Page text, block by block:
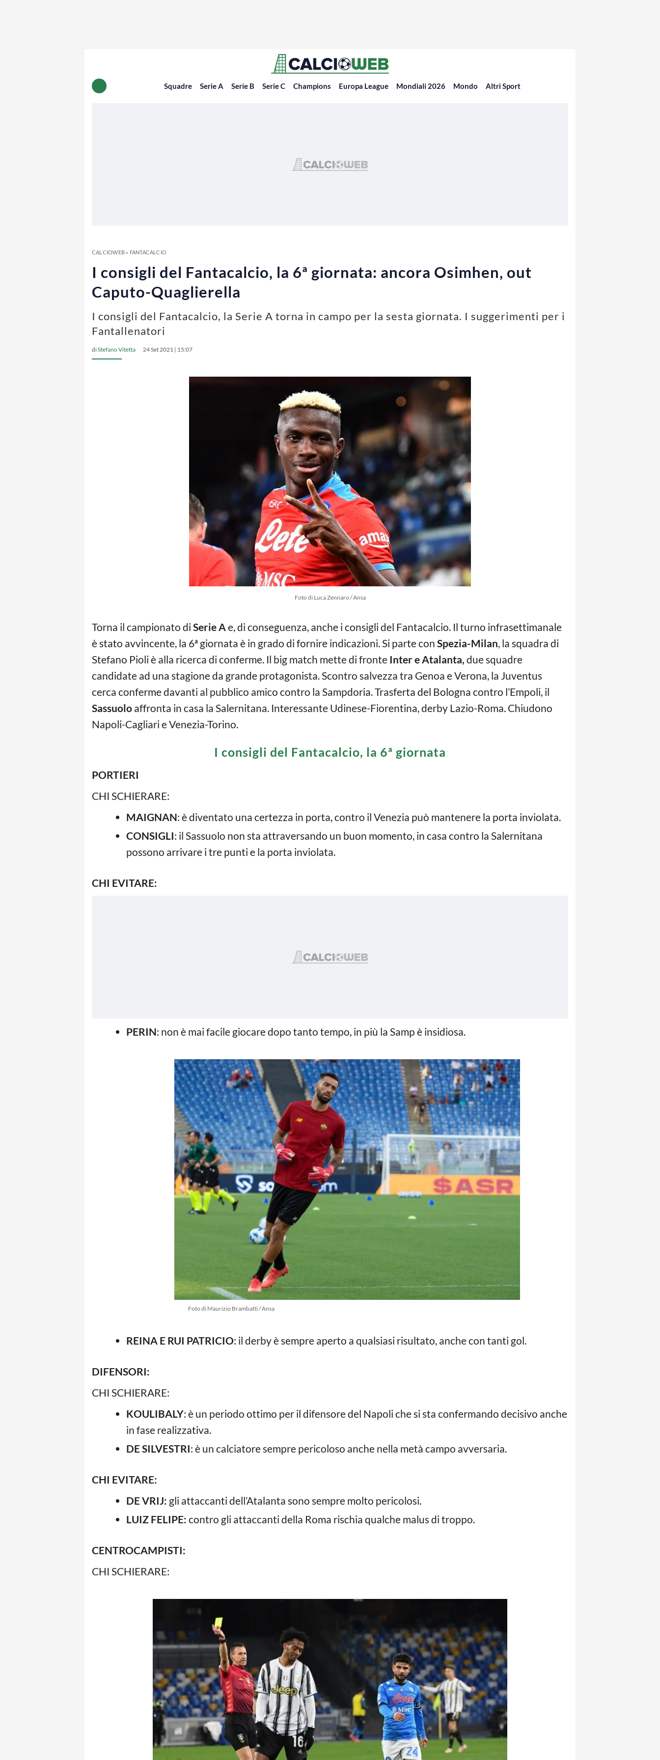
Squadre Serie A Serie B Serie C Champions Europa League Mondiali 2026 Mondo Altri Sport
CALCIOWEB» FANTACALCIO
I consigli del Fantacalcio, la 6ª giornata: ancora Osimhen, out
Caputo-Quaglierella
I consigli del Fantacalcio, la Serie A torna in campo per la sesta giornata. I suggerimenti per i
Fantallenatori
diStefano Vitetta 24 Set 2021 | 15:07
Foto di Luca Zennaro / Ansa
Torna il campionato di Serie Ae, di conseguenza, anche i consigli del Fantacalcio. Il turno infrasettimanale
è stato avvincente, la 6ª giornata è in grado di fornire indicazioni. Si parte con Spezia-Milan, la squadra di
Stefano Pioli è alla ricerca di conferme. Il big match mette di fronte Inter e Atalanta, due squadre
candidate ad una stagione da grande protagonista. Scontro salvezza tra Genoa e Verona, la Juventus
cerca conferme davanti al pubblico amico contro la Sampdoria. Trasferta del Bologna contro l’Empoli, il
Sassuolo affronta in casa la Salernitana. Interessante Udinese-Fiorentina, derby Lazio-Roma. Chiudono
Napoli-Cagliari e Venezia-Torino.
I consigli del Fantacalcio, la 6ª giornata
PORTIERI
CHI SCHIERARE:
MAIGNAN: è diventato una certezza in porta, contro il Venezia può mantenere la porta inviolata.
CONSIGLI: il Sassuolo non sta attraversando un buon momento, in casa contro la Salernitana
possono arrivare i tre punti e la porta inviolata.
CHI EVITARE:
PERIN: non è mai facile giocare dopo tanto tempo, in più la Samp è insidiosa.
Foto di Maurizio Brambatti / Ansa
REINA E RUI PATRICIO: il derby è sempre aperto a qualsiasi risultato, anche con tanti gol.
DIFENSORI:
CHI SCHIERARE:
KOULIBALY: è un periodo ottimo per il difensore del Napoli che si sta confermando decisivo anche
in fase realizzativa.
DE SILVESTRI: è un calciatore sempre pericoloso anche nella metà campo avversaria.
CHI EVITARE:
DE VRIJ: gli attaccanti dell’Atalanta sono sempre molto pericolosi.
LUIZ FELIPE: contro gli attaccanti della Roma rischia qualche malus di troppo.
CENTROCAMPISTI:
CHI SCHIERARE: